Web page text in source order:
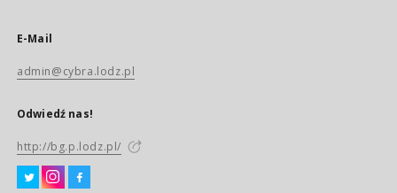
E-Mail
admin@cybra.lodz.pl
Odwiedź nas!
http://bg.p.lodz.pl/